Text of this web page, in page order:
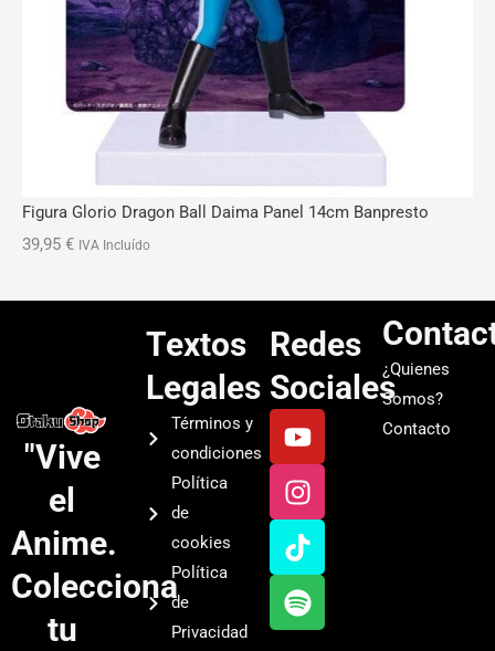
Figura Glorio Dragon Ball Daima Panel 14cm Banpresto
39,95 € IVA Incluído
"Vive
el
Anime.
Colecciona
tu
Textos
Legales
Términos y
condiciones
Política
de
cookies
Política
de
Privacidad
Redes
Sociales
Y
o
u
t
u
b
e
I
n
s
t
a
g
r
a
T
i
k
t
o
k
S
p
o
t
i
f
y
¿Quienes
Somos?
Contacto